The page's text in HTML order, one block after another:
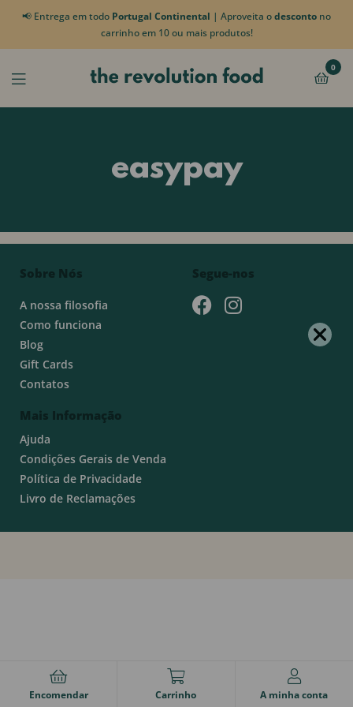
📢 Entrega em todo Portugal Continental | Aproveita odesconto no
carrinho em 10 ou mais produtos!
0
easypay
Sobre Nós
A nossa filosofia
Como funciona
Blog
Gift Cards
Contatos
Mais Informação
Ajuda
Condições Gerais de Venda
Política de Privacidade
Livro de Reclamações
Segue-nos
Encomendar Carrinho A minha conta